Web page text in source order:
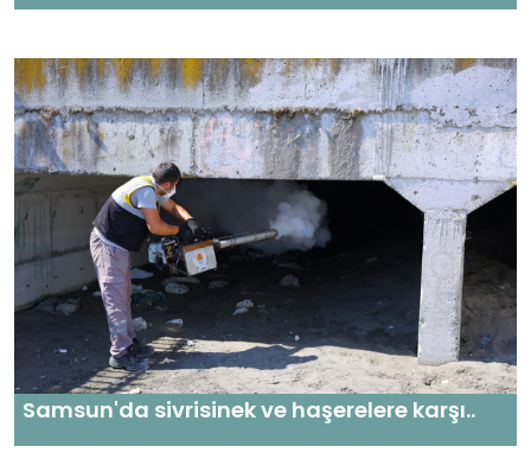
Samsun'da sivrisinek ve haşerelere karşı..